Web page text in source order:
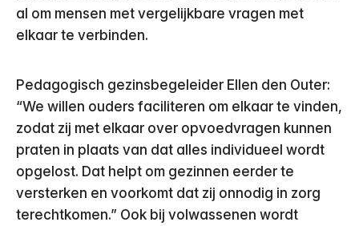
al om mensen met vergelijkbare vragen met
elkaar te verbinden.
Pedagogisch gezinsbegeleider Ellen den Outer:
“We willen ouders faciliteren om elkaar te vinden,
zodat zij met elkaar over opvoedvragen kunnen
praten in plaats van dat alles individueel wordt
opgelost. Dat helpt om gezinnen eerder te
versterken en voorkomt dat zij onnodig in zorg
terechtkomen.” Ook bij volwassenen wordt